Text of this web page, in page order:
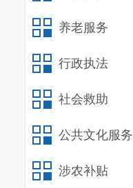
养老服务
行政执法
社会救助
公共文化服务
涉农补贴